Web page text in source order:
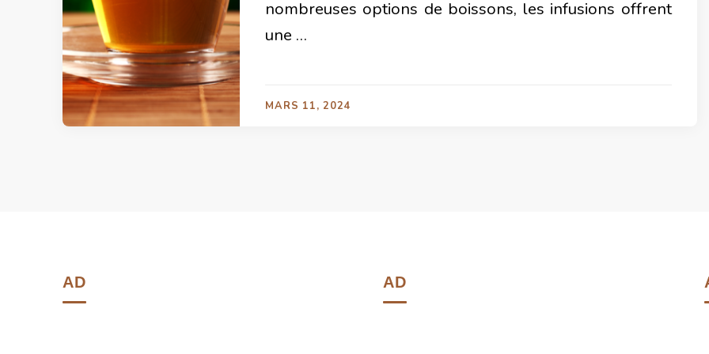
nombreuses options de boissons, les infusions offrent
une …
MARS 11, 2024
AD AD